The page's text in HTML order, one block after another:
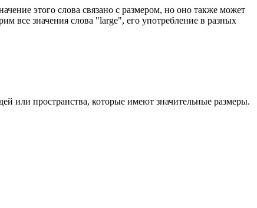
этого слова связано с размером, но оно также может
все значения слова "large", его употребление в разных
или пространства, которые имеют значительные размеры.